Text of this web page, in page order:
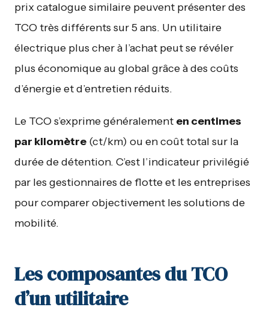
prix catalogue similaire peuvent présenter des
TCO très différents sur 5 ans. Un utilitaire
électrique plus cher à l’achat peut se révéler
plus économique au global grâce à des coûts
d’énergie et d’entretien réduits.
Le TCO s’exprime généralement en centimes
par kilomètre (ct/km) ou en coût total sur la
durée de détention. C’est l’indicateur privilégié
par les gestionnaires de flotte et les entreprises
pour comparer objectivement les solutions de
mobilité.
Les composantes du TCO
d’un utilitaire